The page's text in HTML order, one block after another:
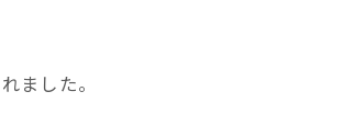
ました。